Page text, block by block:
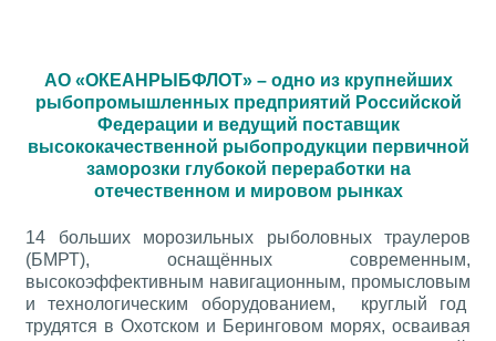
АО «ОКЕАНРЫБФЛОТ» – одно из крупнейших
рыбопромышленных предприятий Российской
Федерации и ведущий поставщик
высококачественной рыбопродукции первичной
заморозки глубокой переработки на
отечественном и мировом рынках
14 больших морозильных рыболовных траулеров
(БМРТ), оснащённых современным,
высокоэффективным навигационным, промысловым
и технологическим оборудованием, круглый год
трудятся в Охотском и Беринговом морях, осваивая